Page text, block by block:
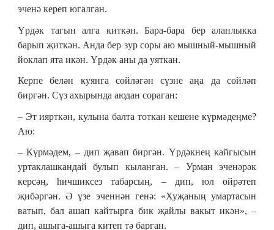
эченә кереп югалган.
Үрдәк тагын алга киткән. Бара-бара бер аланлыкка
барып җиткән. Анда бер зур соры аю мышный-мышный
йоклап ята икән. Үрдәк аны да уяткан.
Керпе белән куянга сөйләгән сүзне аңа да сөйләп
биргән. Сүз ахырында аюдан сораган:
– Эт иярткән, кулына балта тоткан кешене күрмәдеңме?
Аю:
– Күрмәдем, – дип җавап биргән. Үрдәкнең кайгысын
уртаклашкандай булып кыланган. – Урман эченәрәк
керсәң, һичшиксез табарсың, – дип, юл өйрәтеп
җибәргән. Ә үзе эченнән генә: «Хуҗаның умартасын
ватып, бал ашап кайтырга бик җайлы вакыт икән», –
дип, ашыга-ашыга китеп тә барган.